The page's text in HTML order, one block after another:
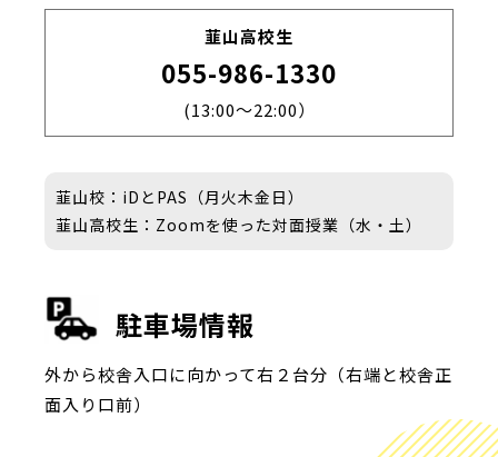
韮山高校生
055-986-1330
(13:00～22:00）
韮山校：iDとPAS（月火木金日）
韮山高校生：Zoomを使った対面授業（水・土）
駐車場情報
外から校舎入口に向かって右２台分（右端と校舎正
面入り口前）